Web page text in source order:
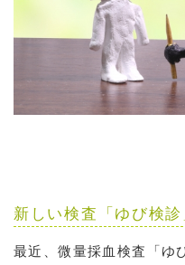
新しい検査「ゆび検
最近、微量採血検査「ゆ